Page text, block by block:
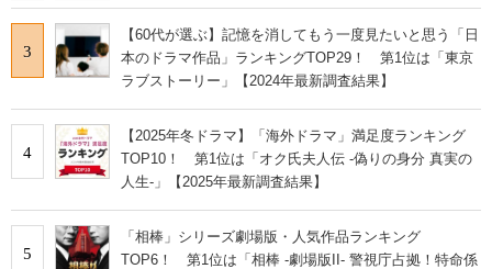
3
【60代が選ぶ】記憶を消してもう一度見たいと思う「日
本のドラマ作品」ランキングTOP29！ 第1位は「東京
ラブストーリー」【2024年最新調査結果】
4
【2025年冬ドラマ】「海外ドラマ」満足度ランキング
TOP10！ 第1位は「オク氏夫人伝 -偽りの身分 真実の
人生-」【2025年最新調査結果】
5
「相棒」シリーズ劇場版・人気作品ランキング
TOP6！ 第1位は「相棒 -劇場版II- 警視庁占拠！特命係